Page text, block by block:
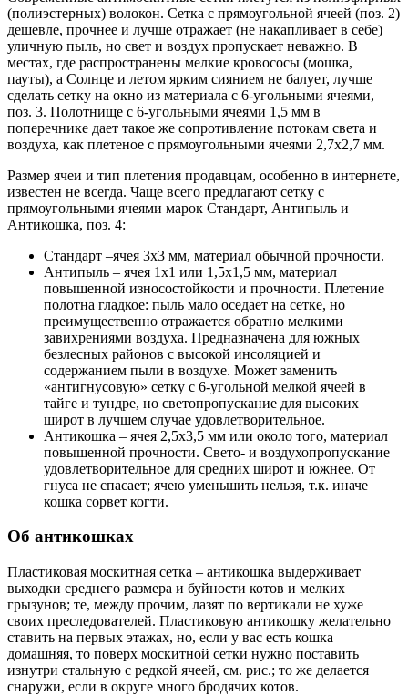
(полиэстерных) волокон. Сетка с прямоугольной ячеей (поз. 2)
дешевле, прочнее и лучше отражает (не накапливает в себе)
уличную пыль, но свет и воздух пропускает неважно. В
местах, где распространены мелкие кровососы (мошка,
пауты), а Солнце и летом ярким сиянием не балует, лучше
сделать сетку на окно из материала с 6-угольными ячеями,
поз. 3. Полотнище с 6-угольными ячеями 1,5 мм в
поперечнике дает такое же сопротивление потокам света и
воздуха, как плетеное с прямоугольными ячеями 2,7х2,7 мм.
Размер ячеи и тип плетения продавцам, особенно в интернете,
известен не всегда. Чаще всего предлагают сетку с
прямоугольными ячеями марок Стандарт, Антипыль и
Антикошка, поз. 4:
Стандарт –ячея 3х3 мм, материал обычной прочности.
Антипыль – ячея 1х1 или 1,5х1,5 мм, материал
повышенной износостойкости и прочности. Плетение
полотна гладкое: пыль мало оседает на сетке, но
преимущественно отражается обратно мелкими
завихрениями воздуха. Предназначена для южных
безлесных районов с высокой инсоляцией и
содержанием пыли в воздухе. Может заменить
«антигнусовую» сетку с 6-угольной мелкой ячеей в
тайге и тундре, но светопропускание для высоких
широт в лучшем случае удовлетворительное.
Антикошка – ячея 2,5х3,5 мм или около того, материал
повышенной прочности. Свето- и воздухопропускание
удовлетворительное для средних широт и южнее. От
гнуса не спасает; ячею уменьшить нельзя, т.к. иначе
кошка сорвет когти.
Об антикошках
Пластиковая москитная сетка – антикошка выдерживает
выходки среднего размера и буйности котов и мелких
грызунов; те, между прочим, лазят по вертикали не хуже
своих преследователей. Пластиковую антикошку желательно
ставить на первых этажах, но, если у вас есть кошка
домашняя, то поверх москитной сетки нужно поставить
изнутри стальную с редкой ячеей, см. рис.; то же делается
снаружи, если в округе много бродячих котов.